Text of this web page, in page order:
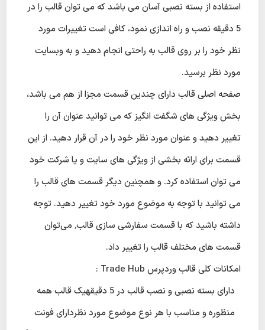
استفاده از بسته نصبی آسان می باشد که می توان قالب را در
5 دقیقه نصب و راه اندازی نمود، کافی است تغییرات مورد
نظر خود را بر روی قالب به راحتی انجام دهید و به وبسایت
مورد نظر برسید.
صفحه اصلی قالب دارای چندین قسمت مجزا از هم می باشد،
بخش ویژگی های شگفت انگیز که می توانید عنوان آن را
تغییر دهید و عنوان مورد نظر خود را در آن قرار دهید. از این
قسمت برای ارائه بخشی از ویژگی های سایت و یا شرکت خود
می توان استفاده کرد. و همچنین دیگر قسمت های قالب را
می توانید با توجه به موضوع مورد خود تغییر دهید. توجه
داشته باشید که با قسمت سفارشی سازی قالب٬ می‌توان
قسمت های مختلف قالب را تغییر داد.
امکانات کلی قالب وردپرس Trade Hub :
دارای بسته نصبی و نصب قالب در 5 دقیقهیک قالب همه
منظوره و مناسب با هر نوع موضوع مورد نظردارای فونت